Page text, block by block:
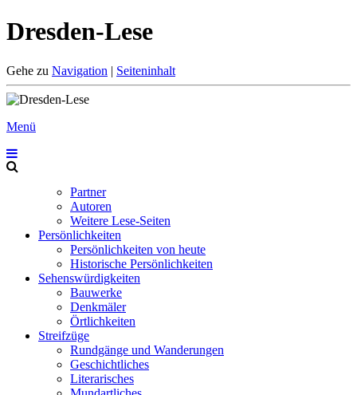
Dresden-Lese
Gehe zu Navigation | Seiteninhalt
Menü
Partner
Autoren
Weitere Lese-Seiten
Persönlichkeiten
Persönlichkeiten von heute
Historische Persönlichkeiten
Sehenswürdigkeiten
Bauwerke
Denkmäler
Örtlichkeiten
Streifzüge
Rundgänge und Wanderungen
Geschichtliches
Literarisches